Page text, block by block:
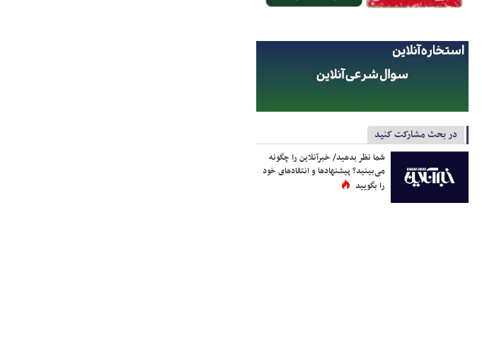
در بحث مشارکت کنید
شما نظر بدهید/ خبرآنلاین را چگونه
می‌بینید؟ پیشنهادها و انتقادهای خود
را بگویید